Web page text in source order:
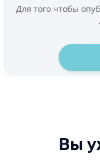
Для того чтобы
Вы